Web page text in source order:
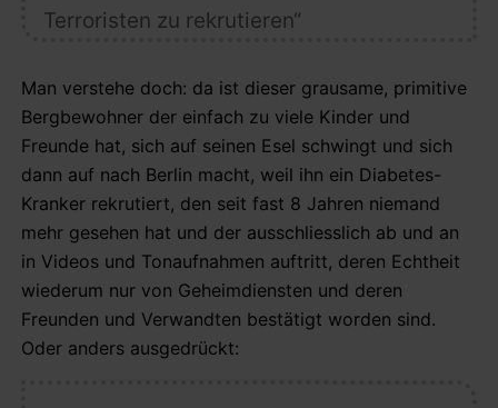
Terroristen zu rekrutieren“
Man verstehe doch: da ist dieser grausame, primitive
Bergbewohner der einfach zu viele Kinder und
Freunde hat, sich auf seinen Esel schwingt und sich
dann auf nach Berlin macht, weil ihn ein Diabetes-
Kranker rekrutiert, den seit fast 8 Jahren niemand
mehr gesehen hat und der ausschliesslich ab und an
in Videos und Tonaufnahmen auftritt, deren Echtheit
wiederum nur von Geheimdiensten und deren
Freunden und Verwandten bestätigt worden sind.
Oder anders ausgedrückt: